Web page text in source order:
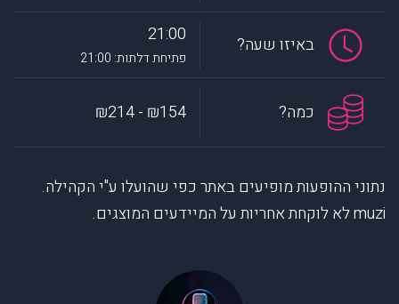
באיזו שעה? 21:00
פתיחת דלתות: 21:00
כמה? ₪154 - ₪214
נתוני ההופעות מופיעים באתר כפי שהועלו ע"י הקהילה.
muzi לא לוקחת אחריות על המיידעים המוצגים.